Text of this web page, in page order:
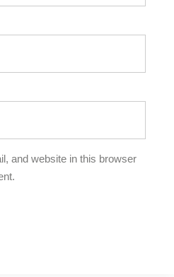
and website in this browser